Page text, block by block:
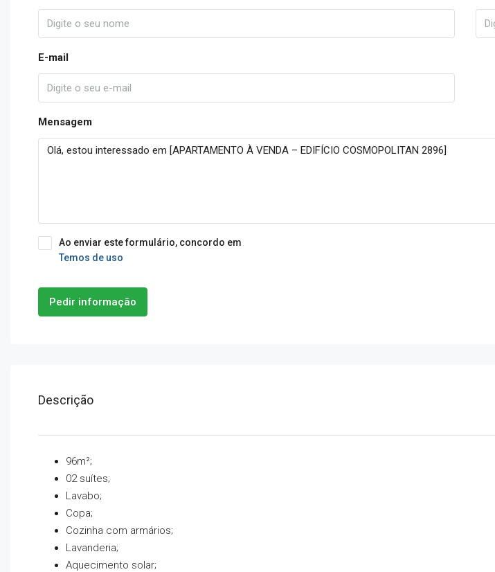
E-mail
Mensagem
Ao enviar este formulário, concordo em
Temos de uso
Pedir informação
Descrição
96m²;
02 suítes;
Lavabo;
Copa;
Cozinha com armários;
Lavanderia;
Aquecimento solar;